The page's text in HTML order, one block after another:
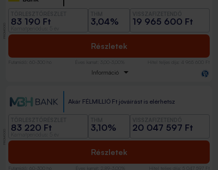
PROMÓCIÓ
83 190 Ft 3,04% 19 965 600 Ft
Részletek
Futamidő : 60-300 hó Éves kamat: 3,00-3,00% Hitel teljes díja : 4 965 600 Ft
Információ
PROMÓCIÓ
Akár FÉLMILLIÓ Ft jóváírást is elérhetsz
83 220 Ft 3,10% 20 047 597 Ft
Részletek
Futamidő : 60-300 hó Éves kamat: 2,89-3,00% Hitel teljes díja : 5 047 597 Ft